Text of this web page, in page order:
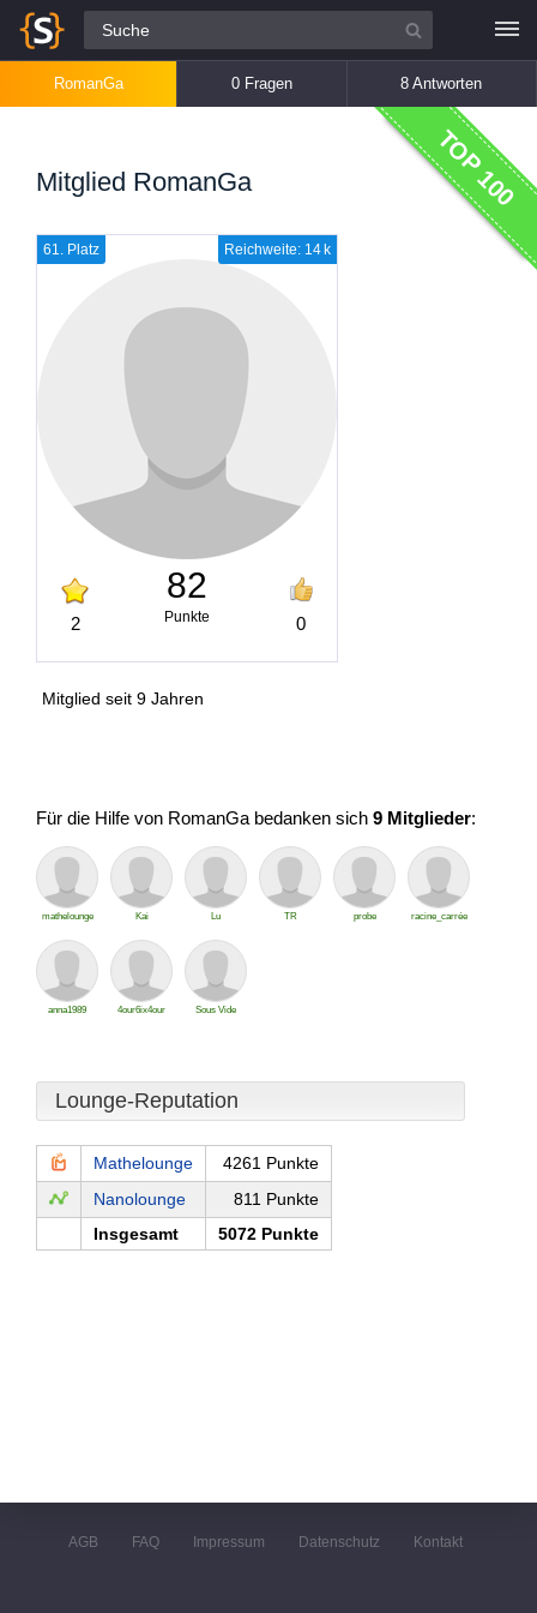
Alle Fragen
RomanGa 0 Fragen 8 Antworten
Mitglied RomanGa TOP 100
Reichweite: 14 k
61. Platz
2
82
Punkte 0
Mitglied seit 9 Jahren
Für die Hilfe von RomanGa bedanken sich 9 Mitglieder:
mathelounge Kai Lu TR probe racine_carrée
anna1989 4our6ix4our Sous Vide
Lounge-Reputation
Mathelounge
4261 Punkte
Nanolounge
811 Punkte
Insgesamt
5072 Punkte
AGB FAQ Impressum Datenschutz Kontakt